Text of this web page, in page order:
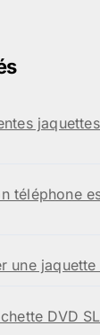
téléphone
une jaquette
DVD